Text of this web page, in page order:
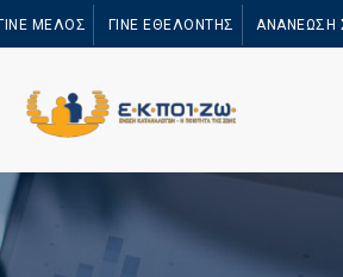
προς το
ΜΕΛΟΣ ΓΙΝΕ ΕΘΕΛΟΝΤΗΣ ΑΝΑΝΕΩΣΗ